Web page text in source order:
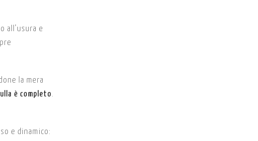
all’usura e
la mera
è completo.
e dinamico: